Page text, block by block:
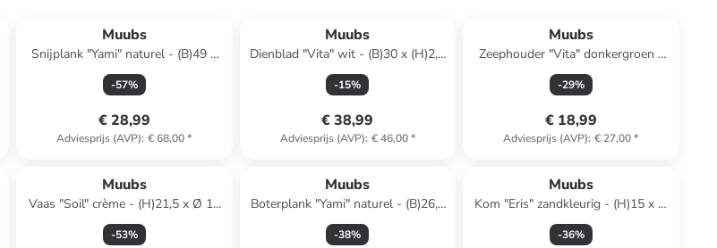
Muubs
Snijplank "Yami" naturel - (B)49 x
(H)2 x (D)30 cm
-57%
€ 28,99
Adviesprijs (AVP): € 68,00*
Muubs
Dienblad "Vita" wit - (B)30 x (H)2,8
x (D)20 cm
-15%
€ 38,99
Adviesprijs (AVP): € 46,00*
Muubs
Zeephouder "Vita" donkergroen -
(B)12 x (H)2,5 x (D)9 cm
-29%
€ 18,99
Adviesprijs (AVP): € 27,00*
Muubs
Vaas "Soil" crème - (H)21,5 x Ø 18
cm
-53%
Muubs
Boterplank "Yami" naturel - (B)26,5
x (H)1,5 x (D)14 cm
-38%
Muubs
Kom "Eris" zandkleurig - (H)15 x Ø
21,5 cm
-36%